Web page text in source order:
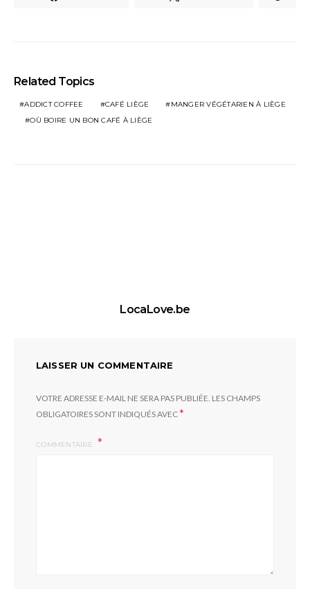
Related Topics
ADDICT COFFEE CAFÉ LIÈGE
MANGER VÉGÉTARIEN À LIÈGE
OÙ BOIRE UN BON CAFÉ À LIÈGE
LocaLove.be
LAISSER UN COMMENTAIRE
VOTRE ADRESSE E-MAIL NE SERA PAS PUBLIÉE. LES CHAMPS
OBLIGATOIRES SONT INDIQUÉS AVEC*
COMMENTAIRE